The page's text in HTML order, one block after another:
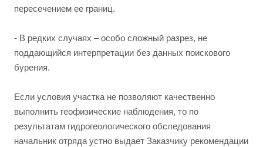
пересечением ее границ.
- В редких случаях – особо сложный разрез, не
поддающийся интерпретации без данных поискового
бурения.
Если условия участка не позволяют качественно
выполнить геофизические наблюдения, то по
результатам гидрогеологического обследования
начальник отряда устно выдает Заказчику рекомендации